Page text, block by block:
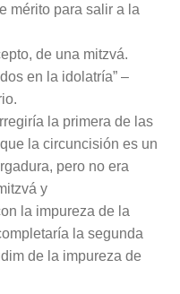
mérito para salir a la
de una mitzvá.
en la idolatría” –
la primera de las
la circuncisión es un
pero no era
y
la impureza de la
la segunda
de la impureza de